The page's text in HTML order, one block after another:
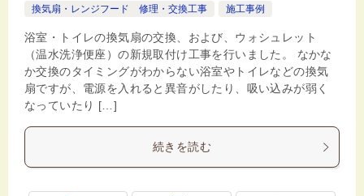
換気扇・レンジフード 修理・交換工事
施工事例
浴室・トイレの換気扇の交換、および、ウォシュレット
（温水洗浄便座）の新規取付け工事を行いました。 なかな
か交換のタイミングがわからない浴室やトイレなどの換気
扇ですが、電源を入れると異音がしたり、吸い込みが弱く
なっていたり […]
続きを読む